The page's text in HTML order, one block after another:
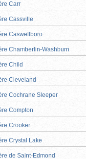
Carr
Cassville
Caswellboro
Chamberlin-Washburn
Child
Cleveland
Cochrane Sleeper
Compton
Crooker
Crystal Lake
de Saint-Edmond